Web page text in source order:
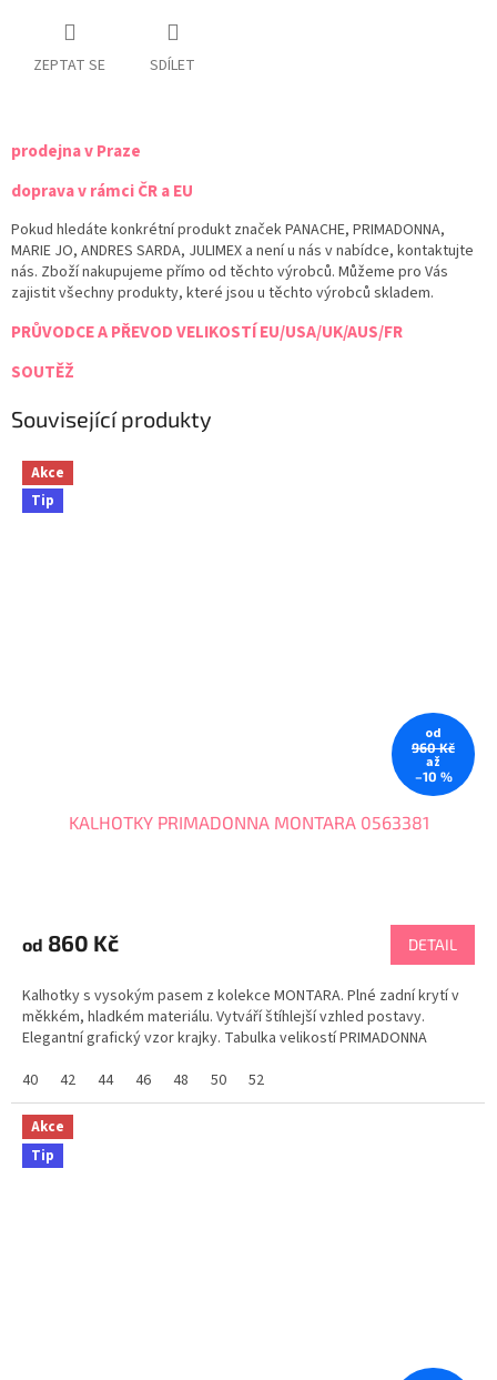
ZEPTAT SE SDÍLET
prodejna v Praze
doprava v rámci ČR a EU
Pokud hledáte konkrétní produkt značek PANACHE, PRIMADONNA,
MARIE JO, ANDRES SARDA, JULIMEX a není u nás v nabídce, kontaktujte
nás. Zboží nakupujeme přímo od těchto výrobců. Můžeme pro Vás
zajistit všechny produkty, které jsou u těchto výrobců skladem.
PRŮVODCE A PŘEVOD VELIKOSTÍ EU/USA/UK/AUS/FR
SOUTĚŽ
Související produkty
Akce
Tip
od
960 Kč
až
–10 %
KALHOTKY PRIMADONNA MONTARA 0563381
od 860 Kč DETAIL
Kalhotky s vysokým pasem z kolekce MONTARA. Plné zadní krytí v
měkkém, hladkém materiálu. Vytváří štíhlejší vzhled postavy.
Elegantní grafický vzor krajky. Tabulka velikostí PRIMADONNA
40
42 44 46 48 50 52
Akce
Tip